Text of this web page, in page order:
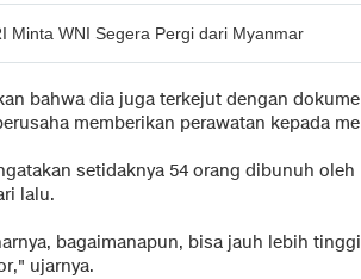
Minta WNI Segera Pergi dari Myanmar
bahwa dia juga terkejut dengan
memberikan perawatan kepada
setidaknya 54 orang dibunuh
lalu.
bagaimanapun, bisa jauh lebih
ujarnya.